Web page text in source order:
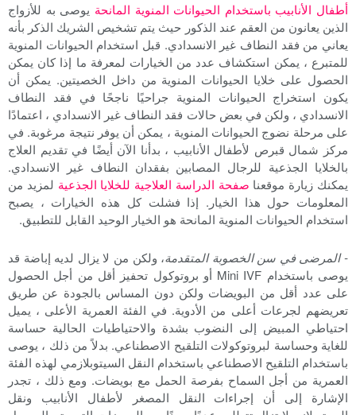
أطفال الأنابيب باستخدام الحيوانات المنوية المانحة يوصى به للأزواج
الذين يعانون من العقم عند الذكور حيث يتم تشخيص الشريك الذكر بأنه
يعاني من فقد النطاف غير الانسدادي. قبل استخدام الحيوانات المنوية
للمتبرع ، يمكن استكشاف عدد من الخيارات لمعرفة ما إذا كان يمكن
الحصول على خلايا الحيوانات المنوية من داخل الخصيتين. يمكن أن
يكون استخراج الحيوانات المنوية جراحيًا ناجحًا في فقد النطاف
الانسدادي ، ولكن في بعض حالات فقد النطاف غير الانسدادي ، اعتمادًا
على مرحلة نضوج الحيوانات المنوية ، يمكن أن يوفر نتيجة مرغوبة. في
مركز شمال قبرص لأطفال الأنابيب ، بدأنا الآن أيضًا في تقديم العلاج
بالخلايا الجذعية للرجال المصابين بفقدان النطاف غير الانسدادي.
يمكنك زيارة موقعنا صفحة الدراسة العلاجية للخلايا الجذعية لمزيد من
المعلومات حول هذا الخيار. إذا فشلت كل هذه الخيارات ، يصبح
استخدام الحيوانات المنوية المانحة هو الخيار الوحيد القابل للتطبيق.
- المرضى في سن الخصوبة المتقدمة، ولكن من لا يزال لديه إباضة قد
يوصى باستخدام Mini IVF أو بروتوكول تحفيز أقل من أجل الحصول
على عدد أقل من البويضات ولكن دون المساس بالجودة عن طريق
تعريضهم لجرعات أعلى من الأدوية. في الفئة العمرية الأعلى ، يميل
احتياطي المبيض إلى النضوب بشدة والاحتياطيات الحالية حساسة
للغاية وحساسة لبروتوكولات التلقيح الاصطناعي. بدلاً من ذلك ، يوصى
باستخدام التلقيح الاصطناعي باستخدام النقل السيتوبلازمي لهذه الفئة
العمرية من أجل السماح بفرصة الحمل مع بويضات. ومع ذلك ، تجدر
الإشارة إلى أن إجراءات النقل المصغر لأطفال الأنابيب ونقل